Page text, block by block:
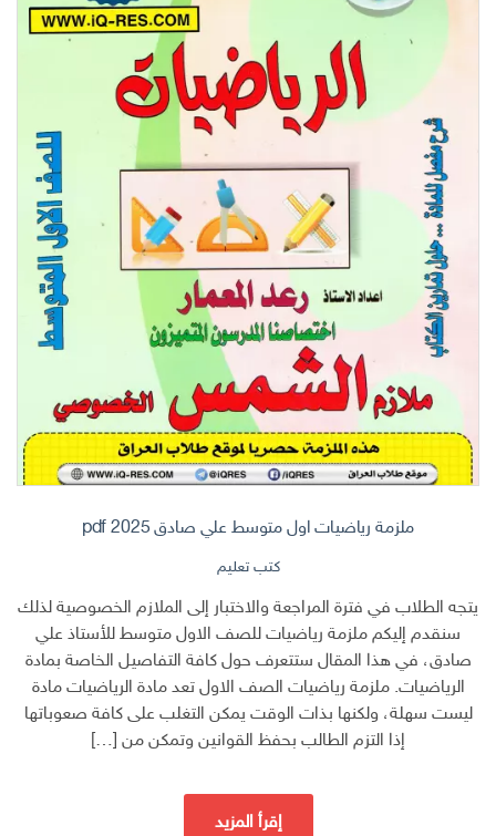
ملزمة رياضيات اول متوسط علي صادق 2025 pdf
كتب تعليم
يتجه الطلاب في فترة المراجعة والاختبار إلى الملازم الخصوصية لذلك
سنقدم إليكم ملزمة رياضيات للصف الاول متوسط للأستاذ علي
صادق، في هذا المقال ستتعرف حول كافة التفاصيل الخاصة بمادة
الرياضيات. ملزمة رياضيات الصف الاول تعد مادة الرياضيات مادة
ليست سهلة، ولكنها بذات الوقت يمكن التغلب على كافة صعوباتها
إذا التزم الطالب بحفظ القوانين وتمكن من […]
إقرأ المزيد